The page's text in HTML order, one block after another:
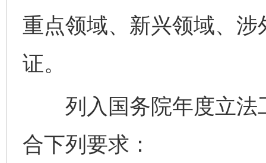
重点领域、新兴领域、
证。
列入国务院年度立法
合下列要求：